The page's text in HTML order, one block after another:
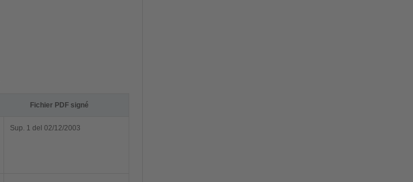
Fichier PDF signé
Sup. 1 del 02/12/2003